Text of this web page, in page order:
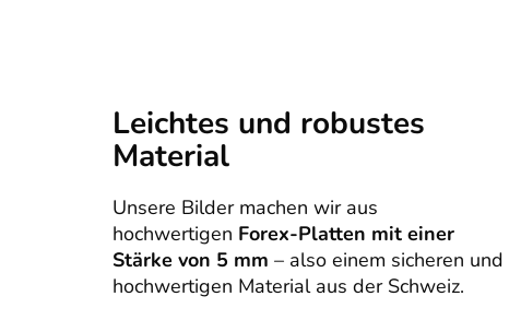
Leichtes und robustes
Material
Unsere Bilder machen wir aus
hochwertigen Forex-Platten mit einer
Stärke von 5 mm – also einem sicheren und
hochwertigen Material aus der Schweiz.